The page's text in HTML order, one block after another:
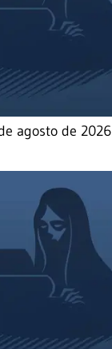
agosto de 2026